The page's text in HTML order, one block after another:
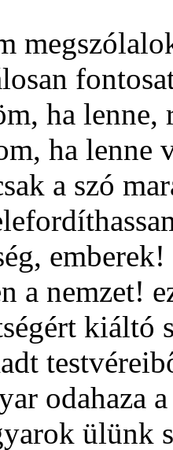
ha lenne,
ha lenne
a szó
a nemzet!
odahaza
ülünk